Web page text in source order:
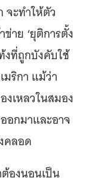
จะทำให้ตัว
าย ‘ยุติการตั้ง
งที่ถูกบังคับใช้
มริกา แม้ว่า
เหลวในสมอง
อกมาและอาจ
คลอด
องนอนเป็น